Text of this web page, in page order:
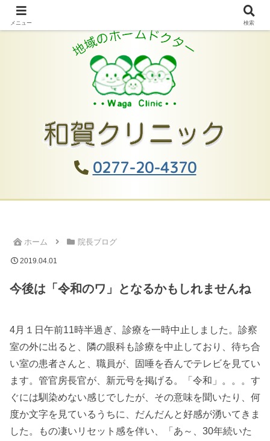
0277-20-4370
ホーム 院長ブログ
2019.04.01
今後は「令和のワ」となるかもしれませんね
4月１日午前11時半過ぎ、診療を一時中止しました。診察
室の外に出ると、隣の眼科も診療を中止しており、待ち合
い室の患者さんと、職員が、固唾を呑んでテレビを見てい
ます。管官房長官が、新元号を掲げる。「令和」。。。す
ぐには馴染めない感じでしたが、その意味を聞いたり、何
度か文字を見ているうちに、だんだんと好感が湧いてきま
した。もの凄いリセット感を伴い、「あ～、30年続いた
メニュー 検索